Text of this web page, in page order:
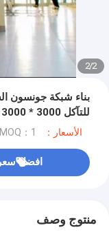
2
/
2
بناء شبكة جونسون
للتآكل 3000 * 3000 مم
الأسعار：negotiable MOQ：1 قطع
افضل سعر
منتوج وصف